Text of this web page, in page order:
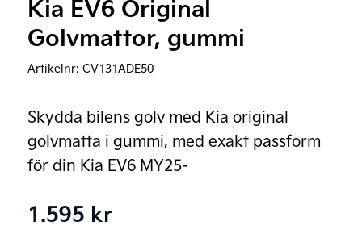
Kia EV6 Original
Golvmattor, gummi
Artikelnr: CV131ADE50
Skydda bilens golv med Kia original
golvmatta i gummi, med exakt passform
för din Kia EV6 MY25-
1.595 kr